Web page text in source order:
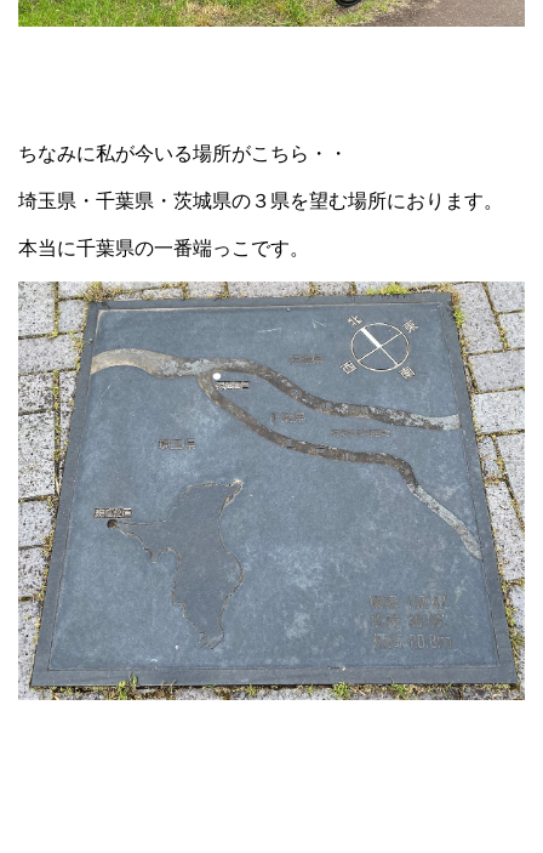
ちなみに私が今いる場所がこちら・・
埼玉県・千葉県・茨城県の３県を望む場所におります。
本当に千葉県の一番端っこです。